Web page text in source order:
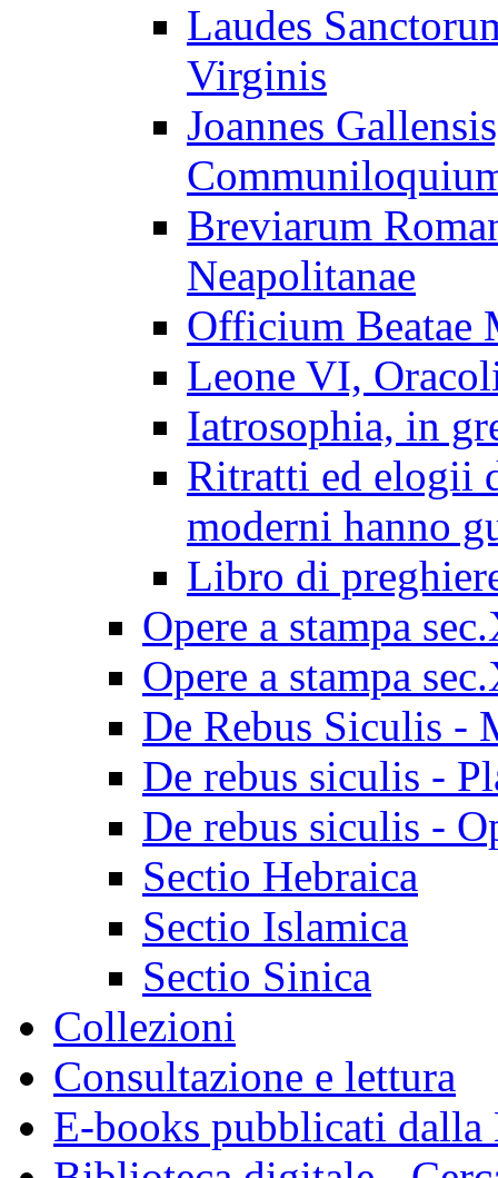
Laudes
Virginis
Joannes
Breviarum
Neapolitanae
Officium Beatae
Leone VI,
Iatrosophia, in
Ritratti ed elogii
moderni hanno
Libro di
Opere a stampa
Opere a stampa
De Rebus Siculis -
De rebus siculis -
De rebus siculis -
Sectio Hebraica
Sectio Islamica
Sectio Sinica
Collezioni
Consultazione e lettura
E-books pubblicati dalla